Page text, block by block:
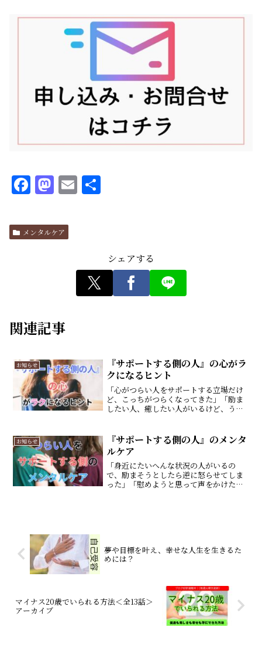
F
c
e
k
M
st
o
E
メンタルケア
シェアする
関連記事
お知らせ
『サポートする側の人』の心がラ
クになるヒント
「心がつらい人をサポートする立場だけ
ど、こっちがつらくなってきた」「励ま
したい人、癒したい人がいるけど、うま
にサポートできるヒントをご紹介する記
事です。 今回の記事では...
お知らせ
『サポートする側の人』のメンタ
ルケア
「身近にたいへんな状況の人がいるの
で、励まそうとしたら逆に怒らせてしま
った」「慰めようと思って声をかけたの
夢や目標を叶え、幸せな人生を生きるた
めには？
マイナス20歳でいられる方法＜全13話＞
アーカイブ